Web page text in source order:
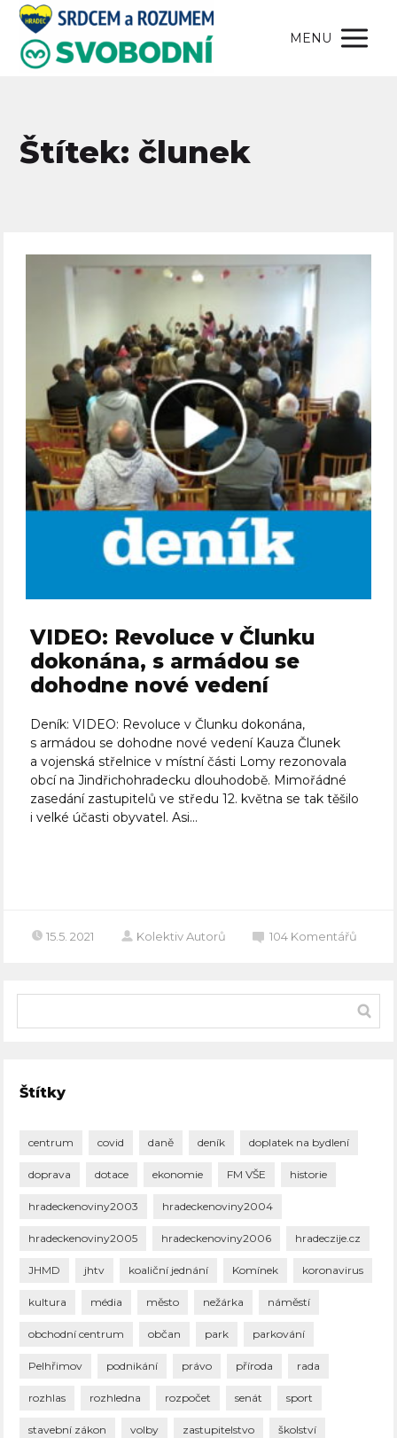
MENU
Štítek: člunek
VIDEO: Revoluce v Člunku
dokonána, s armádou se
dohodne nové vedení
Deník: VIDEO: Revoluce v Člunku dokonána,
s armádou se dohodne nové vedení Kauza Člunek
a vojenská střelnice v místní části Lomy rezonovala
obcí na Jindřichohradecku dlouhodobě. Mimořádné
zasedání zastupitelů ve středu 12. května se tak těšilo
i velké účasti obyvatel. Asi...
15.5. 2021 Kolektiv Autorů 104 Komentářů
Štítky
centrum covid daně deník doplatek na bydlení
doprava dotace ekonomie FM VŠE historie
hradeckenoviny2003 hradeckenoviny2004
hradeckenoviny2005 hradeckenoviny2006 hradeczije.cz
JHMD jhtv koaliční jednání Komínek koronavirus
kultura média město nežárka náměstí
obchodní centrum občan park parkování
Pelhřimov podnikání právo příroda rada
rozhlas rozhledna rozpočet senát sport
stavební zákon volby zastupitelstvo školství